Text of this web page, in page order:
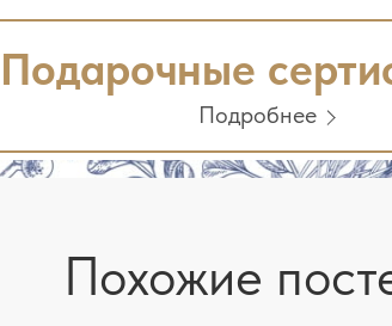
Подарочные
Подробнее
Похожие